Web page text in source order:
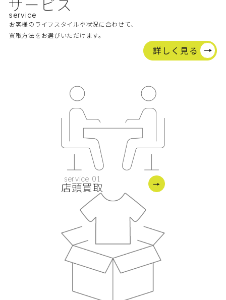
service
お客様のライフスタイルや状況に合わせて、
買取方法をお選びいただけます。
詳しく見る
service 01
店頭買取